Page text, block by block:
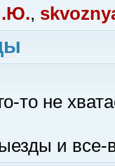
,
то не
и все-